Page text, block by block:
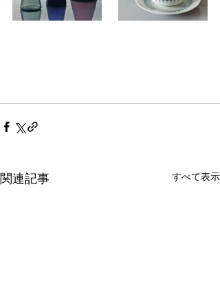
関連記事 すべて表示